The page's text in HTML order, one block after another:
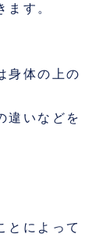
ます。
身体の上の
違いなどを
とによって